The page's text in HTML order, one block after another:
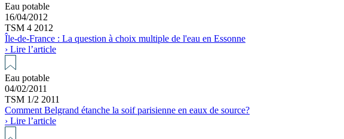
Eau potable
16/04/2012
TSM 4 2012
Île-de-France : La question à choix multiple de l'eau en Essonne
› Lire l’article
Eau potable
04/02/2011
TSM 1/2 2011
Comment Belgrand étanche la soif parisienne en eaux de source?
› Lire l’article